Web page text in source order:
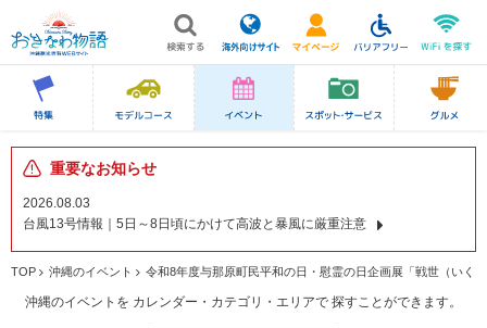
重要なお知らせ
2026.08.03
台風13号情報｜5日～8日頃にかけて高波と暴風に厳重注意
TOP 沖縄のイベント 令和8年度与那原町民平和の日・慰霊の日企画展「戦世（いく
沖縄のイベントを カレンダー・カテゴリ・エリアで 探すことができます。